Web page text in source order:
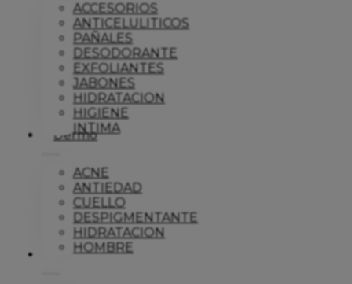
ACCESORIOS
ANTICELULITICOS
PAÑALES
DESODORANTE
EXFOLIANTES
JABONES
HIDRATACION
HIGIENE
INTIMA
Dermo
ACNE
ANTIEDAD
CUELLO
DESPIGMENTANTE
HIDRATACION
HOMBRE
Solar